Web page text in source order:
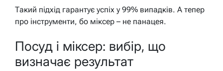
Такий підхід гарантує успіх у 99% випадків. А тепер
про інструменти, бо міксер – не панацея.
Посуд і міксер: вибір, що
визначає результат